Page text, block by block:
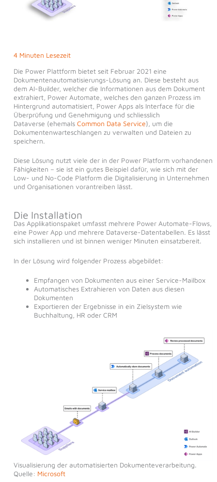
4 Minuten Lesezeit
Die Power Plattform bietet seit Februar 2021 eine
Dokumentenautomatisierungs-Lösung an. Diese besteht aus
dem AI-Builder, welcher die Informationen aus dem Dokument
extrahiert, Power Automate, welches den ganzen Prozess im
Hintergrund automatisiert, Power Apps als Interface für die
Überprüfung und Genehmigung und schliesslich
Dataverse (ehemals Common Data Service), um die
Dokumentenwarteschlangen zu verwalten und Dateien zu
speichern.
Diese Lösung nutzt viele der in der Power Platform vorhandenen
Fähigkeiten – sie ist ein gutes Beispiel dafür, wie sich mit der
Low- und No-Code Platform die Digitalisierung in Unternehmen
und Organisationen vorantreiben lässt.
Die Installation
Das Applikationspaket umfasst mehrere Power Automate-Flows,
eine Power App und mehrere Dataverse-Datentabellen. Es lässt
sich installieren und ist binnen weniger Minuten einsatzbereit.
In der Lösung wird folgender Prozess abgebildet:
Empfangen von Dokumenten aus einer Service-Mailbox
Automatisches Extrahieren von Daten aus diesen
Dokumenten
Exportieren der Ergebnisse in ein Zielsystem wie
Buchhaltung, HR oder CRM
Visualisierung der automatisierten Dokumenteverarbeitung.
Quelle: Microsoft